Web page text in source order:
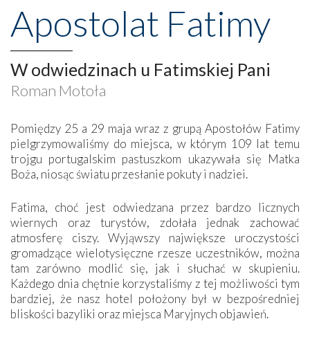
Apostolat Fatimy
W odwiedzinach u Fatimskiej Pani
Roman Motoła
Pomiędzy 25 a 29 maja wraz z grupą Apostołów Fatimy
pielgrzymowaliśmy do miejsca, w którym 109 lat temu
trojgu portugalskim pastuszkom ukazywała się Matka
Boża, niosąc światu przesłanie pokuty i nadziei.
Fatima, choć jest odwiedzana przez bardzo licznych
wiernych oraz turystów, zdołała jednak zachować
atmosferę ciszy. Wyjąwszy największe uroczystości
gromadzące wielotysięczne rzesze uczestników, można
tam zarówno modlić się, jak i słuchać w skupieniu.
Każdego dnia chętnie korzystaliśmy z tej możliwości tym
bardziej, że nasz hotel położony był w bezpośredniej
bliskości bazyliki oraz miejsca Maryjnych objawień.